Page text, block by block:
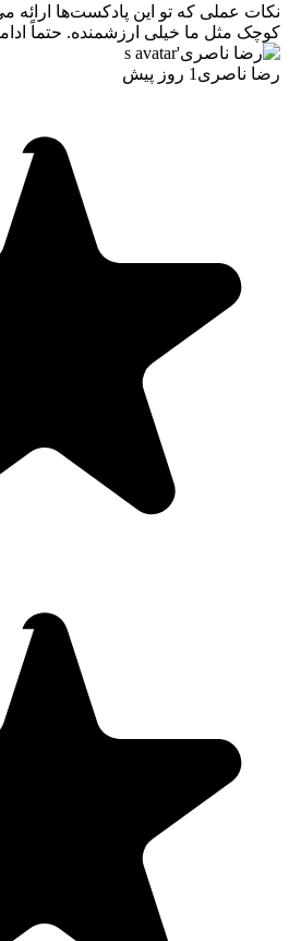
نکات عملی که تو این پادکست‌ها
کوچک مثل ما خیلی ارزشمنده. حتماً
رضا ناصری 1 روز پیش